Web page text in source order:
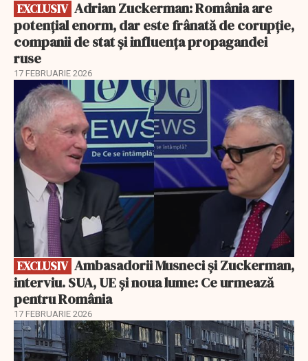
EXCLUSIV
potențial enorm, dar este frânată de corupție,
companii de stat și influența propagandei
ruse
17 FEBRUARIE 2026
EXCLUSIV
EXCLUSIV
interviu. SUA, UE și noua lume: Ce urmează
pentru România
17 FEBRUARIE 2026